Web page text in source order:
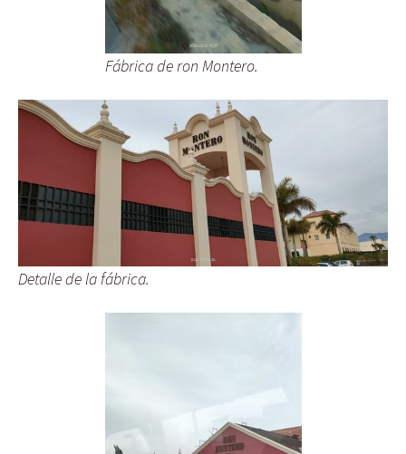
Fábrica de ron Montero.
Detalle de la fábrica.